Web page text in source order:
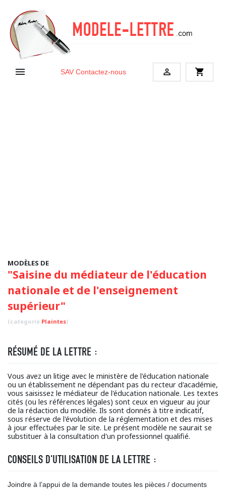
 SAV Contactez-nous  shopping_cart
MODÈLES DE
"Saisine du médiateur de l'éducation
nationale et de l'enseignement
supérieur"
(categorie Plaintes)
RÉSUMÉ DE LA LETTRE :
Vous avez un litige avec le ministère de l'éducation nationale
ou un établissement ne dépendant pas du recteur d'académie,
vous saisissez le médiateur de l'éducation nationale. Les textes
cités (ou les références légales) sont ceux en vigueur au jour
de la rédaction du modèle. Ils sont donnés à titre indicatif,
sous réserve de l'évolution de la réglementation et des mises
à jour effectuées par le site. Le présent modèle ne saurait se
substituer à la consultation d'un professionnel qualifié.
CONSEILS D'UTILISATION DE LA LETTRE :
Joindre à l’appui de la demande toutes les pièces / documents